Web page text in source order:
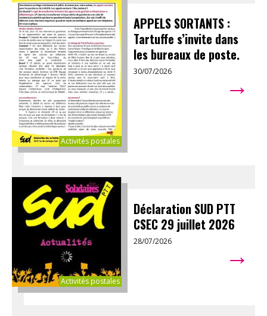
Activités postales
APPELS SORTANTS :
Tartuffe s’invite dans
les bureaux de poste.
30/07/2026 →
Activités postales
Déclaration SUD PTT
CSEC 29 juillet 2026
28/07/2026 →